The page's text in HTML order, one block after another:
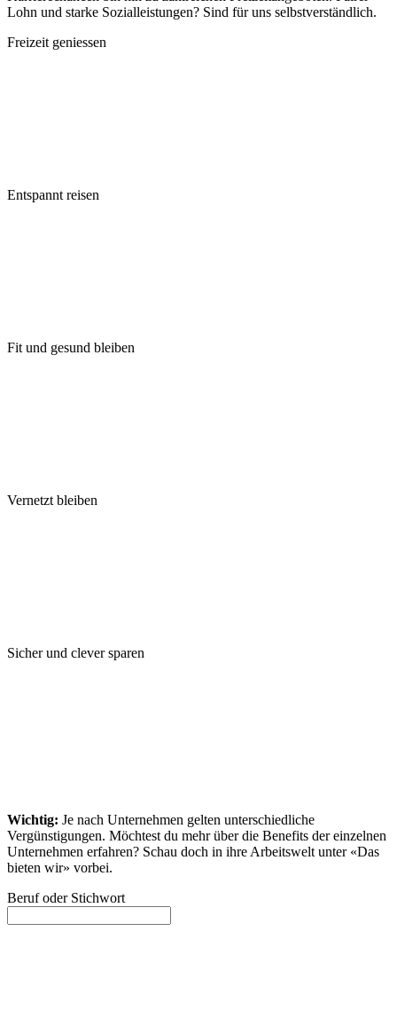
Lohn und starke Sozialleistungen? Sind für uns selbstverständlich.
Freizeit geniessen
Entspannt reisen
Fit und gesund bleiben
Vernetzt bleiben
Sicher und clever sparen
Wichtig: Je nach Unternehmen gelten unterschiedliche
Vergünstigungen. Möchtest du mehr über die Benefits der einzelnen
Unternehmen erfahren? Schau doch in ihre Arbeitswelt unter «Das
bieten wir» vorbei.
Beruf oder Stichwort